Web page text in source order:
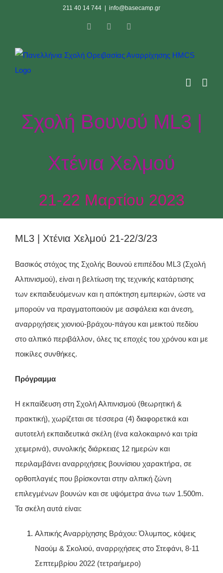
211 40 14 744 info@basecamp.gr
FacebookInstagram
Σχολή Βουνού ML3 |
Χτένια Χελμού
21-22 Μαρτίου 2023
ML3 | Χτένια Χελμού 21-22/3/23
Βασικός στόχος της Σχολής Βουνού επιπέδου ML3 (Σχολή
Αλπινισμού), είναι η βελτίωση της τεχνικής κατάρτισης
των εκπαιδευόμενων και η απόκτηση εμπειριών, ώστε να
μπορούν να πραγματοποιούν με ασφάλεια και άνεση,
αναρριχήσεις χιονιού-βράχου-πάγου και μεικτού πεδίου
στο αλπικό περιβάλλον, όλες τις εποχές του χρόνου και με
ποικίλες συνθήκες.
Πρόγραμμα
Η εκπαίδευση στη Σχολή Αλπινισμού (θεωρητική &
πρακτική), χωρίζεται σε τέσσερα (4) διαφορετικά και
αυτοτελή εκπαιδευτικά σκέλη (ένα καλοκαιρινό και τρία
χειμερινά), συνολικής διάρκειας 12 ημερών και
περιλαμβάνει αναρριχήσεις βουνίσιου χαρακτήρα, σε
ορθοπλαγιές που βρίσκονται στην αλπική ζώνη
επιλεγμένων βουνών και σε υψόμετρα άνω των 1.500m.
Τα σκέλη αυτά είναι:
Αλπικής Αναρρίχησης Βράχου: Όλυμπος, κόψεις
Ναούμ & Σκολιού, αναρριχήσεις στο Στεφάνι, 8-11
Σεπτεμβρίου 2022 (τετραήμερο)